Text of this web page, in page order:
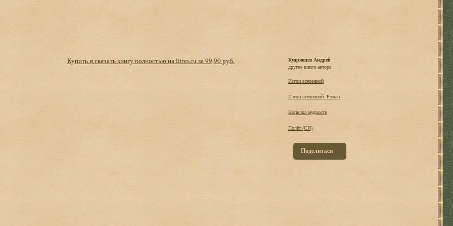
Купить и скачать книгу полностью на litres.ru за 99,90 руб.
Кудрявцев Андрей
другие книги автора:
Изгои вселенной
Изгои вселенной. Роман
Копилка мудрости
Полёт (СИ)
Поделиться